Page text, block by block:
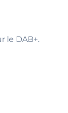
le DAB+.